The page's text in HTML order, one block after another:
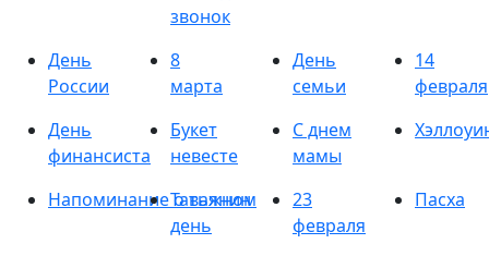
звонок
День
России
8
марта
День
семьи
14
февраля
День
финансиста
Букет
невесте
С днем
мамы
Напоминание о важном
Татьянин
день
23
февраля
Пасха